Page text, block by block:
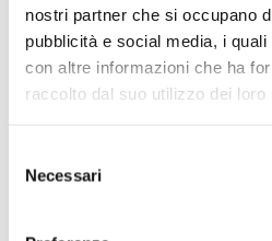
nostri partner che si occupano
pubblicità e social media, i
con altre informazioni che ha
raccolto dal suo utilizzo dei loro
delNecessari
ancora c’è trepidazione emotiva
degli archi e nei fitti e implcabili
Quae moerebat (n.4), un
ecclesiastico, che bisognerebbe
limite del grido che assiste
Cristo nel Vidit suum (n.6),
dozzina, affranto da un senso